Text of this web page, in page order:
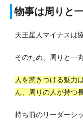
物事は周りと
天王星人マイナスは
そのため、周りと一
人を惹きつける魅力
ん、周りの人が持つ
持ち前のリーダーシ